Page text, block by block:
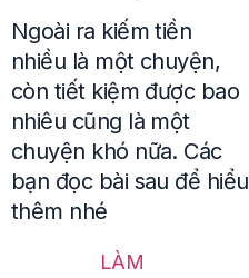
Ngoài ra kiếm tiền
nhiều là một chuyện,
còn tiết kiệm được bao
nhiêu cũng là một
chuyện khó nữa. Các
bạn đọc bài sau để hiểu
thêm nhé
LÀM